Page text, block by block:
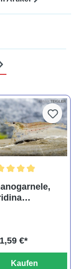
1,59 €*
Kaufen